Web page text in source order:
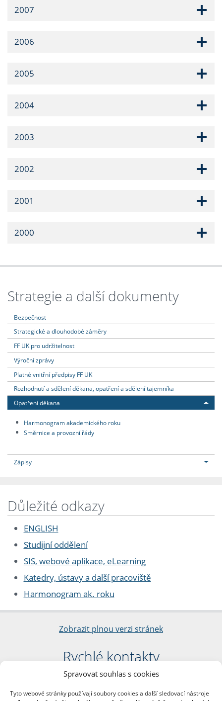
Spravovat souhlas s cookies
Tyto webové stránky používají soubory cookies a další sledovací nástroje
2007
2006
2005
2004
2003
2002
2001
2000
Strategie a další dokumenty
Bezpečnost
Strategické a dlouhodobé záměry
FF UK pro udržitelnost
Výroční zprávy
Platné vnitřní předpisy FF UK
Rozhodnutí a sdělení děkana, opatření a sdělení tajemníka
Opatření děkana
Harmonogram akademického roku
Směrnice a provozní řády
Zápisy
Důležité odkazy
ENGLISH
Studijní oddělení
SIS, webové aplikace, eLearning
Katedry, ústavy a další pracoviště
Harmonogram ak. roku
Zobrazit plnou verzi stránek
Rychlé kontakty
Filozofická fakulta
nám. Jana Palacha 1/2